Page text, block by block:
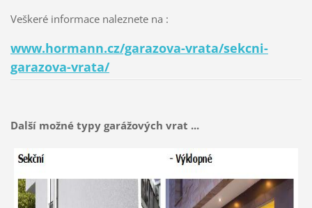
Veškeré informace naleznete na :
www.hormann.cz/garazova-vrata/sekcni-
garazova-vrata/
Další možné typy garážových vrat ...